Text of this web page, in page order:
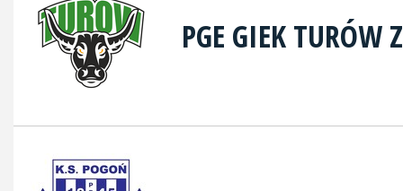
PGE GIEK TURÓW